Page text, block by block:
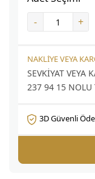
-
+
NAKLİYE VEYA
SEVKİYAT VEYA
237 94 15 NOLU
3D Güvenli